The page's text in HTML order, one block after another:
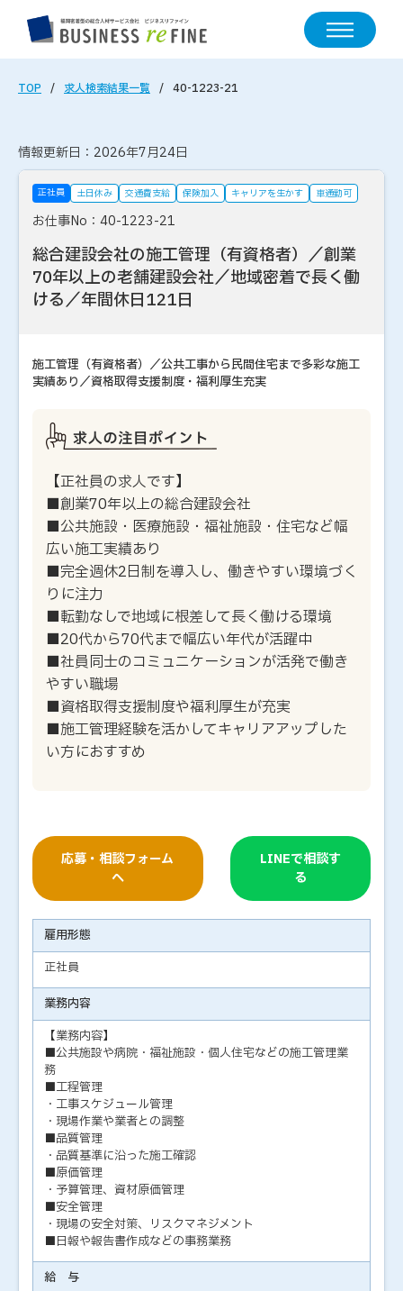
TOP 求人検索結果一覧 40-1223-21
情報更新日：2026年7月24日
正社員 土日休み 交通費支給 保険加入 キャリアを生かす 車通勤可
お仕事No：40-1223-21
総合建設会社の施工管理（有資格者）／創業
70年以上の老舗建設会社／地域密着で長く働
ける／年間休日121日
施工管理（有資格者）／公共工事から民間住宅まで多彩な施工
実績あり／資格取得支援制度・福利厚生充実
【正社員の求人です】
■創業70年以上の総合建設会社
■公共施設・医療施設・福祉施設・住宅など幅
広い施工実績あり
■完全週休2日制を導入し、働きやすい環境づく
りに注力
■転勤なしで地域に根差して長く働ける環境
■20代から70代まで幅広い年代が活躍中
■社員同士のコミュニケーションが活発で働き
やすい職場
■資格取得支援制度や福利厚生が充実
■施工管理経験を活かしてキャリアアップした
い方におすすめ
応募・相談フォーム
へ
LINEで相談す
る
雇用形態
正社員
業務内容
【業務内容】
■公共施設や病院・福祉施設・個人住宅などの施工管理業
務
■工程管理
・工事スケジュール管理
・現場作業や業者との調整
■品質管理
・品質基準に沿った施工確認
■原価管理
・予算管理、資材原価管理
■安全管理
・現場の安全対策、リスクマネジメント
■日報や報告書作成などの事務業務
給 与